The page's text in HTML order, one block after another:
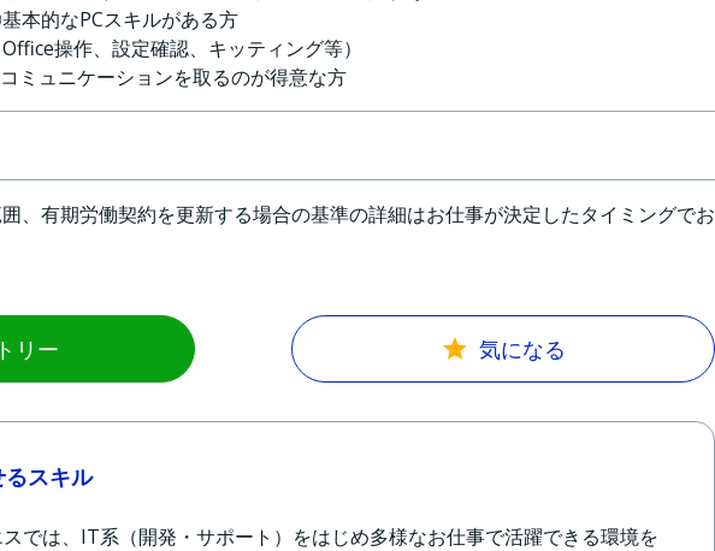
本的なPCスキルがある方
Office操作、設定確認、キッティング等）
ミュニケーションを取るのが得意な方
、有期労働契約を更新する場合の基準の詳細はお仕事が決定したタイミングでお
リー 気になる
スキル
では、IT系（開発・サポート）をはじめ多様なお仕事で活躍できる環境を